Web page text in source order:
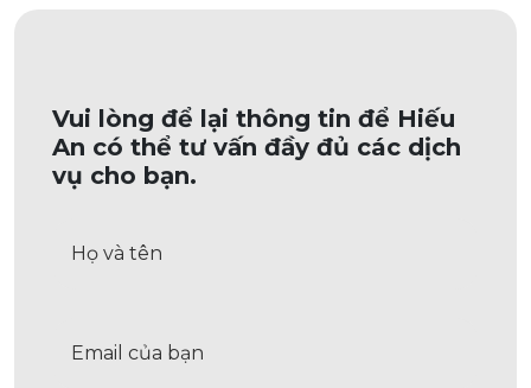
Vui lòng để lại thông tin để Hiếu
An có thể tư vấn đầy đủ các dịch
vụ cho bạn.